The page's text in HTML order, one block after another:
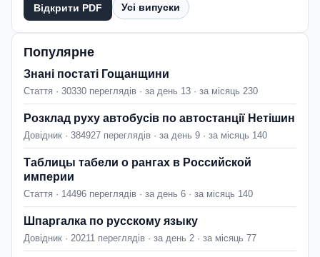
Відкрити PDF Усі випуски
Популярне
Знані постаті Гощанщини
Стаття · 30330 переглядів · за день 13 · за місяць 230
Розклад руху автобусів по автостанції Нетішин
Довідник · 384927 переглядів · за день 9 · за місяць 140
Таблицы табели о рангах в Российской
империи
Стаття · 14496 переглядів · за день 6 · за місяць 140
Шпаргалка по русскому языку
Довідник · 20211 переглядів · за день 2 · за місяць 77